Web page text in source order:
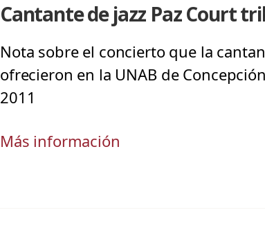
Cantante de jazz Paz Court
Nota sobre el concierto que la
ofrecieron en la UNAB de
2011
Más información